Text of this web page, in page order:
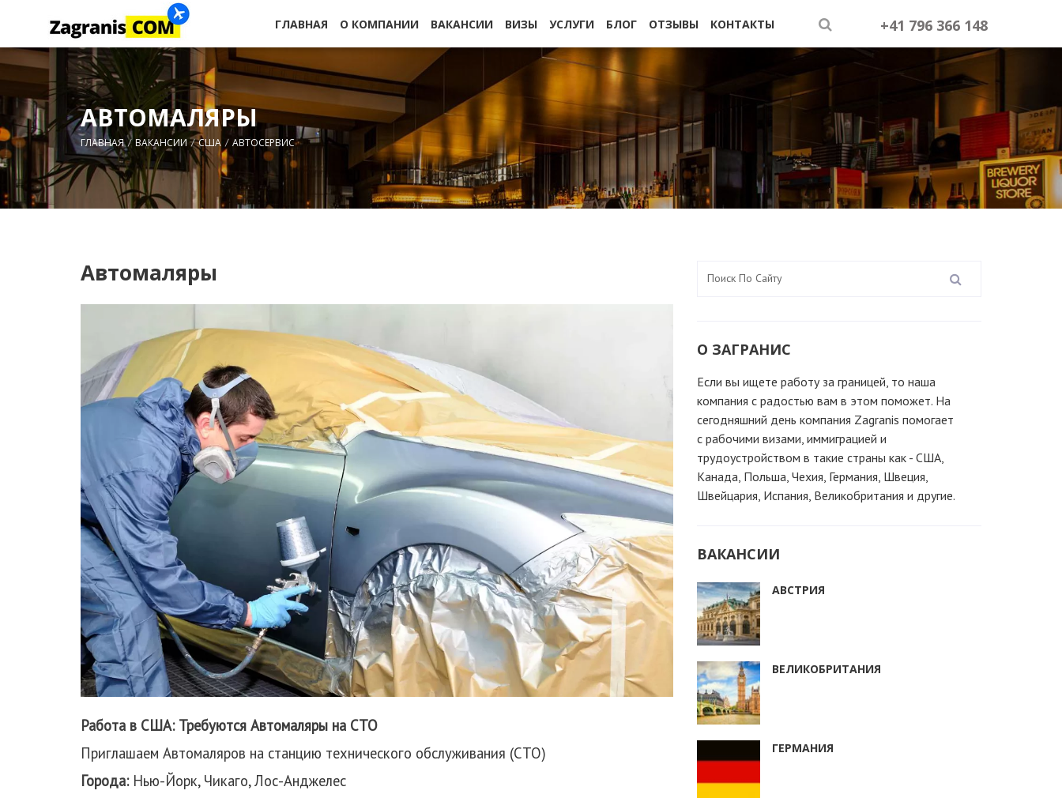
ГЛАВНАЯ О КОМПАНИИ ВАКАНСИИ ВИЗЫ УСЛУГИ БЛОГ ОТЗЫВЫ КОНТАКТЫ +41 796 366 148
АВТОМАЛЯРЫ
ГЛАВНАЯ ВАКАНСИИ США АВТОСЕРВИС
Автомаляры
Работа в США: Требуются Автомаляры на СТО
Приглашаем Автомаляров на станцию технического обслуживания (СТО)
Города:Нью-Йорк, Чикаго, Лос-Анджелес
О ЗАГРАНИС
Если вы ищете работу за границей, то наша
компания c радостью вам в этом поможет. На
сегодняшний день компания Zagranis помогает
с рабочими визами, иммиграцией и
трудоустройством в такие страны как - США,
Канада, Польша, Чехия, Германия, Швеция,
Швейцария, Испания, Великобритания и другие.
ВАКАНСИИ
АВСТРИЯ
ВЕЛИКОБРИТАНИЯ
ГЕРМАНИЯ